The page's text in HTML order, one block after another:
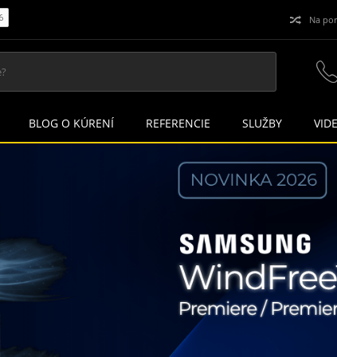
Na
BLOG O KÚRENÍ REFERENCIE SLUŽBY